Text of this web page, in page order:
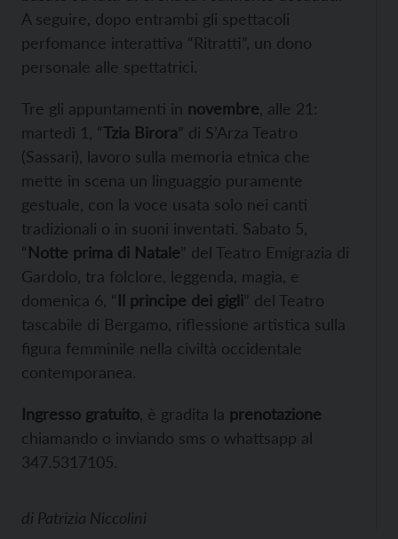
A seguire, dopo entrambi gli spettacoli
perfomance interattiva “Ritratti”, un dono
personale alle spettatrici.
Tre gli appuntamenti in novembre , alle 21:
martedì 1, “Tzia Birora” di S’Arza Teatro
(Sassari), lavoro sulla memoria etnica che
mette in scena un linguaggio puramente
gestuale, con la voce usata solo nei canti
tradizionali o in suoni inventati. Sabato 5,
“Notte prima di Natale” del Teatro Emigrazia di
Gardolo, tra folclore, leggenda, magia, e
domenica 6, “Il principe dei gigli” del Teatro
tascabile di Bergamo, riflessione artistica sulla
figura femminile nella civiltà occidentale
contemporanea.
Ingresso gratuito , è gradita la prenotazione
chiamando o inviando sms o whattsapp al
347.5317105.
di Patrizia Niccolini